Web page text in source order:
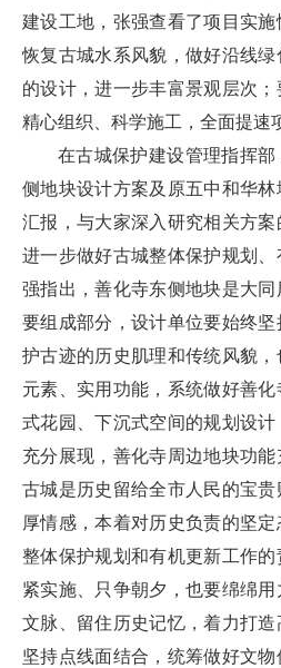
建设工地，张强查看了项目实
恢复古城水系风貌，做好沿线
的设计，进一步丰富景观层次；
精心组织、科学施工，全面提速
在古城保护建设管理指挥
侧地块设计方案及原五中和华
汇报，与大家深入研究相关方
进一步做好古城整体保护规划
强指出，善化寺东侧地块是大
要组成部分，设计单位要始终坚
护古迹的历史肌理和传统风貌
元素、实用功能，系统做好善
式花园、下沉式空间的规划设
充分展现，善化寺周边地块功
古城是历史留给全市人民的宝
厚情感，本着对历史负责的坚
整体保护规划和有机更新工作
紧实施、只争朝夕，也要绵绵
文脉、留住历史记忆，着力打
坚持点线面结合，统筹做好文